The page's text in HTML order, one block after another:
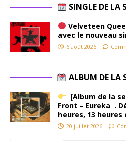
SINGLE DE LA
Velveteen
avec le nouveau
6 août 2026
ALBUM DE LA
[Album de la
Front – Eureka .
heures, 13 heures
20 juillet 2026